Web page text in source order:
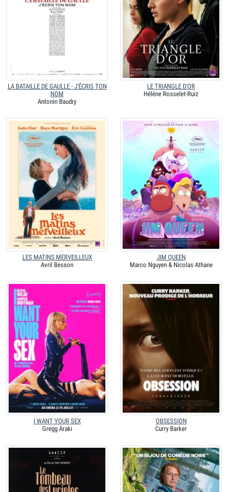
LA BATAILLE DE GAULLE - J'ÉCRIS TON
NOM
Antonin Baudry
LE TRIANGLE D'OR
Hélène Rosselet-Ruiz
LES MATINS MERVEILLEUX
Avril Besson
JIM QUEEN
Marco Nguyen & Nicolas Athane
I WANT YOUR SEX
Gregg Araki
OBSESSION
Curry Barker